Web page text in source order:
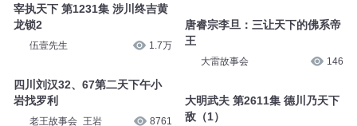
宰执天下 第1231集 涉川终吉黄
龙锁2
伍壹先生 1.7万
四川刘汉32、67第二天下午小
岩找罗利
老王故事会_王岩 8761
唐睿宗李旦：三让天下的佛系帝
王
大雷故事会 146
大明武夫 第2611集 德川乃天下
敌（1）